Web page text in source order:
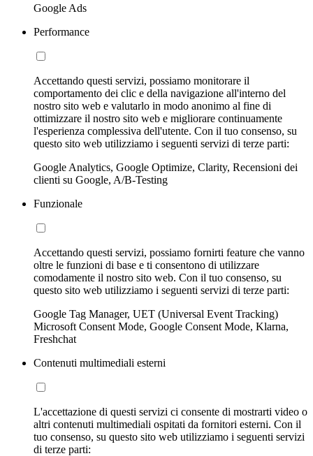
Google Ads
Performance
Accettando questi servizi, possiamo monitorare il
comportamento dei clic e della navigazione all'interno del
nostro sito web e valutarlo in modo anonimo al fine di
ottimizzare il nostro sito web e migliorare continuamente
l'esperienza complessiva dell'utente. Con il tuo consenso, su
questo sito web utilizziamo i seguenti servizi di terze parti:
Google Analytics, Google Optimize, Clarity, Recensioni dei
clienti su Google, A/B-Testing
Funzionale
Accettando questi servizi, possiamo fornirti feature che vanno
oltre le funzioni di base e ti consentono di utilizzare
comodamente il nostro sito web. Con il tuo consenso, su
questo sito web utilizziamo i seguenti servizi di terze parti:
Google Tag Manager, UET (Universal Event Tracking)
Microsoft Consent Mode, Google Consent Mode, Klarna,
Freshchat
Contenuti multimediali esterni
L'accettazione di questi servizi ci consente di mostrarti video o
altri contenuti multimediali ospitati da fornitori esterni. Con il
tuo consenso, su questo sito web utilizziamo i seguenti servizi
di terze parti: